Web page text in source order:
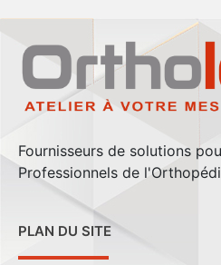
Fournisseurs de solutions
Professionnels de
PLAN DU SITE